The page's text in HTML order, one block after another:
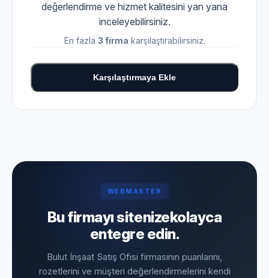
değerlendirme ve hizmet kalitesini yan yana
inceleyebilirsiniz.
En fazla 3 firma karşılaştırabilirsiniz.
Karşılaştırmaya Ekle
WEBMASTER
Bu firmayı sitenizekolayca
entegre edin.
Bulut İnşaat Satış Ofisi firmasının puanlarını,
rozetlerini ve müşteri değerlendirmelerini kendi